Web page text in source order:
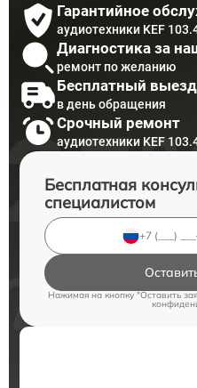
Гарантийное
аудиотехники KEF
Диагностика за
ремонт по желанию
Бесплатный
в день обращения
Срочный ремонт
аудиотехники KEF
Бесплатная
специалистом
Нажимая на кнопку "Оставить